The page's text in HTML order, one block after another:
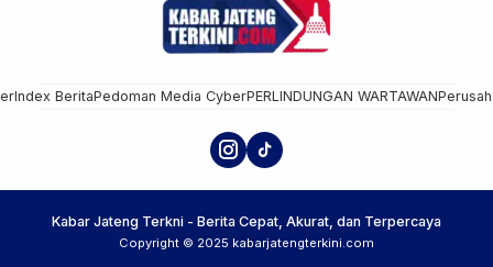
Index BeritaPedoman Media CyberPERLINDUNGAN WARTAWAN
Kabar Jateng Terkni - Berita Cepat, Akurat, dan Terpercaya
Copyright © 2025 kabarjatengterkini.com